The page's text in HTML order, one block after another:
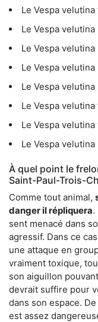
Le Vespa
Le Vespa velutina
Le Vespa
Le Vespa
Le Vespa velutina
Le Vespa
Le Vespa velutina
Le Vespa velutina
À quel point le
Saint-Paul-Trois-
Comme tout animal,
danger il répliquera.
sent menacé dans
agressif. Dans ce
une attaque en
vraiment toxique,
son aiguillon
devrait suffire pour
dans son espace.
est assez